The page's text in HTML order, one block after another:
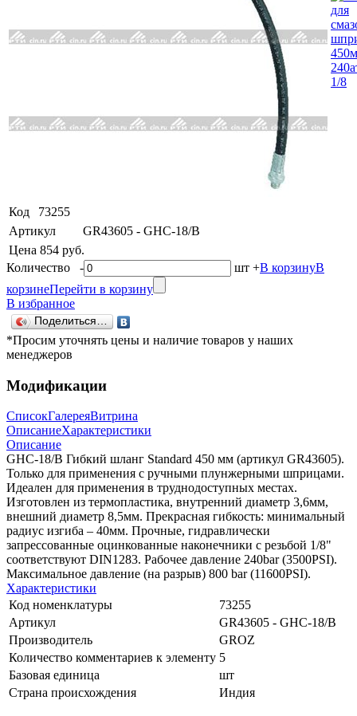
Код
73255
Артикул
GR43605 - GHC-18/B
Цена 854 руб.
Количество - шт +В корзинуВ
корзинеПерейти в корзину
В избранное
Поделиться…
*Просим уточнять цены и наличие товаров у наших
менеджеров
Модификации
СписокГалереяВитрина
ОписаниеХарактеристики
Описание
GHC-18/B Гибкий шланг Standard 450 мм (артикул GR43605).
Только для применения с ручными плунжерными шприцами.
Идеален для применения в труднодоступных местах.
Изготовлен из термопластика, внутренний диаметр 3,6мм,
внешний диаметр 8,5мм. Прекрасная гибкость: минимальный
радиус изгиба – 40мм. Прочные, гидравлически
запрессованные оцинкованные наконечники с резьбой 1/8"
соответствуют DIN1283. Рабочее давление 240bar (3500PSI).
Максимальное давление (на разрыв) 800 bar (11600PSI).
Характеристики
Код номенклатуры
73255
Артикул
GR43605 - GHC-18/B
Производитель
GROZ
Количество комментариев к элементу 5
Базовая единица
шт
Страна происхождения
Индия